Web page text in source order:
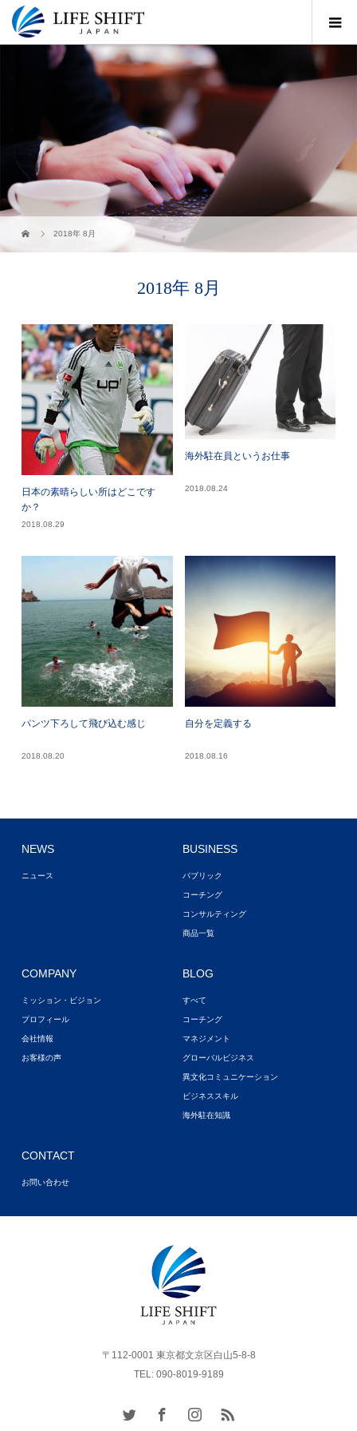
2018年 8月
2018年 8月
日本の素晴らしい所はどこです
か？
2018.08.29
海外駐在員というお仕事
2018.08.24
パンツ下ろして飛び込む感じ
2018.08.20
自分を定義する
2018.08.16
NEWS
ニュース
BUSINESS
パブリック
コーチング
コンサルティング
商品一覧
COMPANY
ミッション・ビジョン
プロフィール
会社情報
お客様の声
BLOG
すべて
コーチング
マネジメント
グローバルビジネス
異文化コミュニケーション
ビジネススキル
海外駐在知識
CONTACT
お問い合わせ
〒112-0001 東京都文京区白山5-8-8
TEL: 090-8019-9189